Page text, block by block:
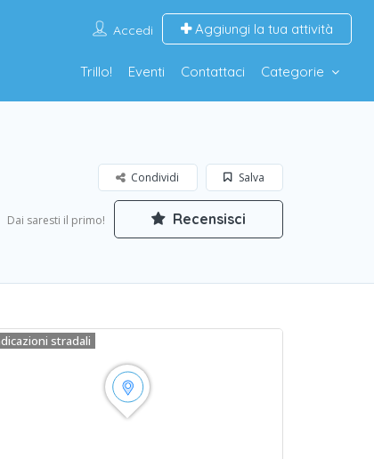
Accedi Aggiungi la tua attività
Trillo! Eventi Contattaci Categorie
Salva
Condividi
Dai saresti il primo! Recensisci
stradali